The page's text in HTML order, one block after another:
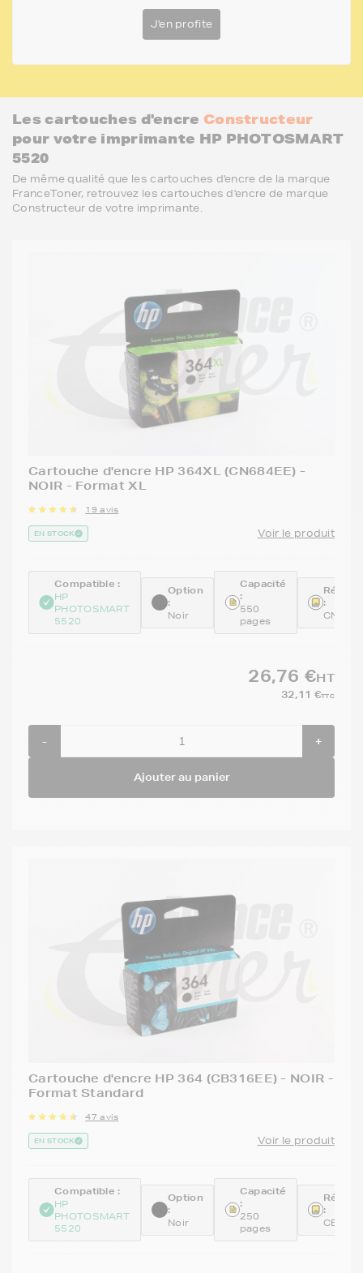
J'en profite
Les cartouches d'encre Constructeur
pour votre imprimante HP PHOTOSMART
5520
De même qualité que les cartouches d'encre de la marque
FranceToner, retrouvez les cartouches d'encre de marque
Constructeur de votre imprimante.
Cartouche d'encre HP 364XL (CN684EE) -
NOIR - Format XL
19 avis
EN STOCK Voir le produit
Compatible :
HP
PHOTOSMART
5520
Option
:
Noir
Capacité
:
550
pages
:
26,76 €HT
32,11 €TTC
- +
Ajouter au panier
Cartouche d'encre HP 364 (CB316EE) - NOIR -
Format Standard
47 avis
EN STOCK Voir le produit
Compatible :
HP
PHOTOSMART
5520
Option
:
Noir
Capacité
:
250
pages
: